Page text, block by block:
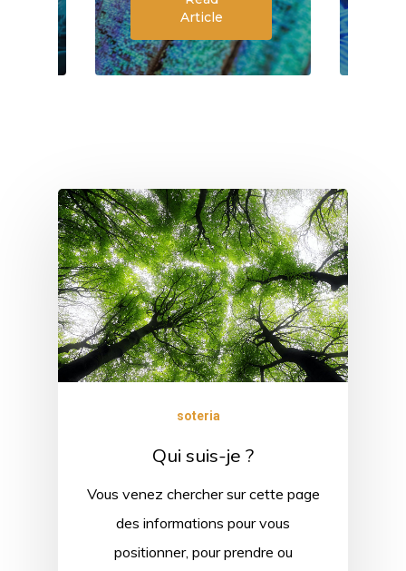
Article
soteria
Qui suis-je ?
Vous venez chercher sur cette page
des informations pour vous
positionner, pour prendre ou